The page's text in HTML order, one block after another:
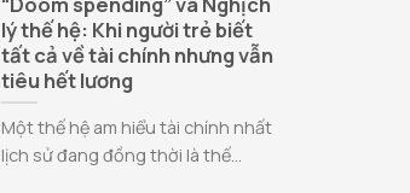
lý thế hệ: Khi người trẻ biết
tất cả về tài chính nhưng vẫn
tiêu hết lương
Một thế hệ am hiểu tài chính nhất
lịch sử đang đồng thời là thế...